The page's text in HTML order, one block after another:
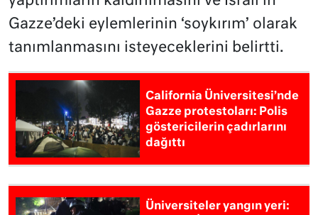
Gazze’deki eylemlerinin ‘soykırım’ olarak
tanımlanmasını isteyeceklerini belirtti.
California Üniversitesi’nde
Gazze protestoları: Polis
göstericilerin çadırlarını
dağıttı
Üniversiteler yangın yeri: